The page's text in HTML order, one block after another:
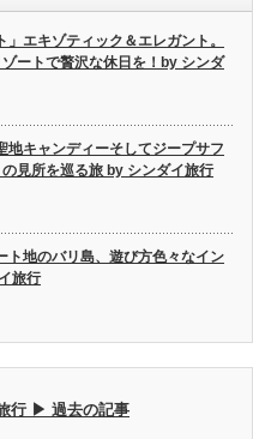
」エキゾティック＆エレガント。
ートで贅沢な休日を！by シンダ
地キャンディーそしてジープサフ
見所を巡る旅 by シンダイ旅行
ト地のバリ島、遊び方色々なイン
旅行
行 ▶ 過去の記事